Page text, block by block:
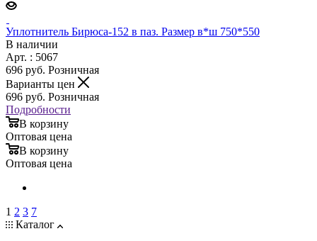
Уплотнитель Бирюса-152 в паз. Размер в*ш 750*550
В наличии
Арт. : 5067
696 руб. Розничная
Варианты цен
696 руб. Розничная
Подробности
В корзину
Оптовая цена
В корзину
Оптовая цена
1 2 3 7
Каталог